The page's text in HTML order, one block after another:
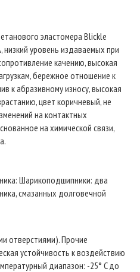
эластомера Blickle
низкий уровень издаваемых при
качению, высокая
бережное отношение к
к абразивному износу, высокая
цвет коричневый, не
на контактных
на химической связи,
Шарикоподшипники: два
смазанных долговечной
отверстиями). Прочие
устойчивость к воздействию
диапазон: -25° C до